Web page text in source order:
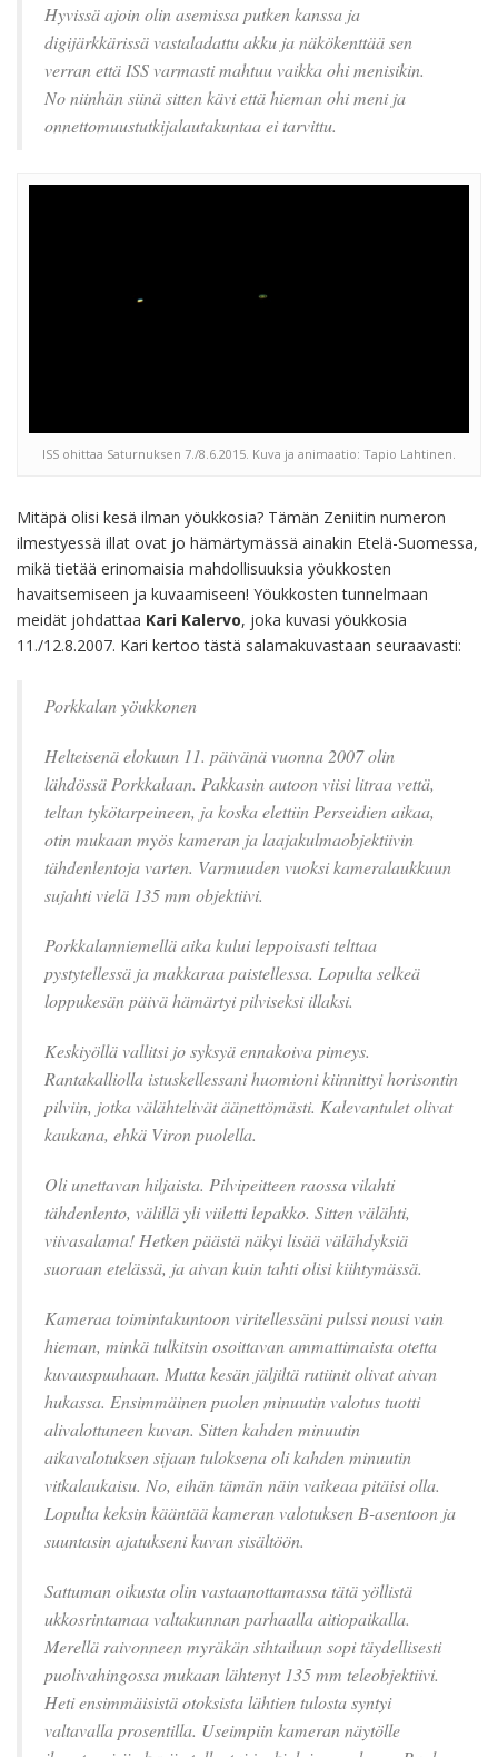
Hyvissä ajoin olin asemissa putken kanssa ja
digijärkkärissä vastaladattu akku ja näkökenttää sen
verran että ISS varmasti mahtuu vaikka ohi menisikin.
No niinhän siinä sitten kävi että hieman ohi meni ja
onnettomuustutkijalautakuntaa ei tarvittu.
ISS ohittaa Saturnuksen 7./8.6.2015. Kuva ja animaatio: Tapio Lahtinen.
Mitäpä olisi kesä ilman yöukkosia? Tämän Zeniitin numeron
ilmestyessä illat ovat jo hämärtymässä ainakin Etelä-Suomessa,
mikä tietää erinomaisia mahdollisuuksia yöukkosten
havaitsemiseen ja kuvaamiseen! Yöukkosten tunnelmaan
meidät johdattaa Kari Kalervo, joka kuvasi yöukkosia
11./12.8.2007. Kari kertoo tästä salamakuvastaan seuraavasti:
Porkkalan yöukkonen
Helteisenä elokuun 11. päivänä vuonna 2007 olin
lähdössä Porkkalaan. Pakkasin autoon viisi litraa vettä,
teltan tykötarpeineen, ja koska elettiin Perseidien aikaa,
otin mukaan myös kameran ja laajakulmaobjektiivin
tähdenlentoja varten. Varmuuden vuoksi kameralaukkuun
sujahti vielä 135 mm objektiivi.
Porkkalanniemellä aika kului leppoisasti telttaa
pystytellessä ja makkaraa paistellessa. Lopulta selkeä
loppukesän päivä hämärtyi pilviseksi illaksi.
Keskiyöllä vallitsi jo syksyä ennakoiva pimeys.
Rantakalliolla istuskellessani huomioni kiinnittyi horisontin
pilviin, jotka välähtelivät äänettömästi. Kalevantulet olivat
kaukana, ehkä Viron puolella.
Oli unettavan hiljaista. Pilvipeitteen raossa vilahti
tähdenlento, välillä yli viiletti lepakko. Sitten välähti,
viivasalama! Hetken päästä näkyi lisää välähdyksiä
suoraan etelässä, ja aivan kuin tahti olisi kiihtymässä.
Kameraa toimintakuntoon viritellessäni pulssi nousi vain
hieman, minkä tulkitsin osoittavan ammattimaista otetta
kuvauspuuhaan. Mutta kesän jäljiltä rutiinit olivat aivan
hukassa. Ensimmäinen puolen minuutin valotus tuotti
alivalottuneen kuvan. Sitten kahden minuutin
aikavalotuksen sijaan tuloksena oli kahden minuutin
vitkalaukaisu. No, eihän tämän näin vaikeaa pitäisi olla.
Lopulta keksin kääntää kameran valotuksen B-asentoon ja
suuntasin ajatukseni kuvan sisältöön.
Sattuman oikusta olin vastaanottamassa tätä yöllistä
ukkosrintamaa valtakunnan parhaalla aitiopaikalla.
Merellä raivonneen myräkän sihtailuun sopi täydellisesti
puolivahingossa mukaan lähtenyt 135 mm teleobjektiivi.
Heti ensimmäisistä otoksista lähtien tulosta syntyi
valtavalla prosentilla. Useimpiin kameran näytölle